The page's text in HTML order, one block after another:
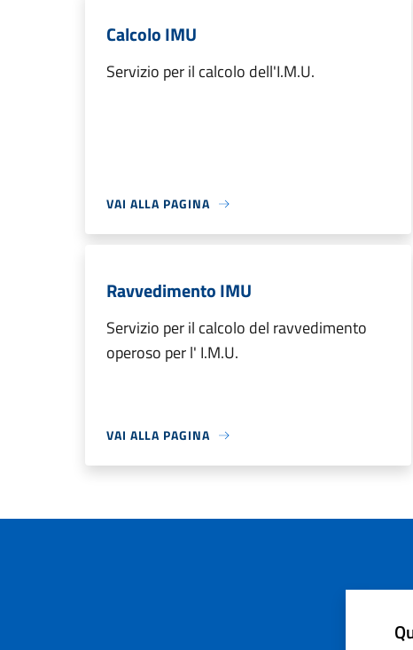
Calcolo IMU
Servizio per il calcolo dell'I.M.U.
VAI ALLA PAGINA
Ravvedimento IMU
Servizio per il calcolo del ravvedimento
operoso per l' I.M.U.
VAI ALLA PAGINA